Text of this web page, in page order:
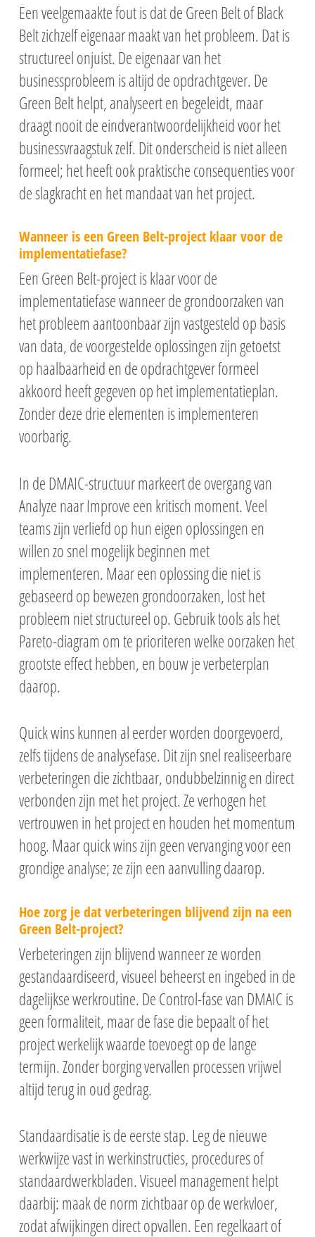
Een veelgemaakte fout is dat de Green Belt of Black
Belt zichzelf eigenaar maakt van het probleem. Dat is
structureel onjuist. De eigenaar van het
businessprobleem is altijd de opdrachtgever. De
Green Belt helpt, analyseert en begeleidt, maar
draagt nooit de eindverantwoordelijkheid voor het
businessvraagstuk zelf. Dit onderscheid is niet alleen
formeel; het heeft ook praktische consequenties voor
de slagkracht en het mandaat van het project.
Wanneer is een Green Belt-project klaar voor de
implementatiefase?
Een Green Belt-project is klaar voor de
implementatiefase wanneer de grondoorzaken van
het probleem aantoonbaar zijn vastgesteld op basis
van data, de voorgestelde oplossingen zijn getoetst
op haalbaarheid en de opdrachtgever formeel
akkoord heeft gegeven op het implementatieplan.
Zonder deze drie elementen is implementeren
voorbarig.
In de DMAIC-structuur markeert de overgang van
Analyze naar Improve een kritisch moment. Veel
teams zijn verliefd op hun eigen oplossingen en
willen zo snel mogelijk beginnen met
implementeren. Maar een oplossing die niet is
gebaseerd op bewezen grondoorzaken, lost het
probleem niet structureel op. Gebruik tools als het
Pareto-diagram om te prioriteren welke oorzaken het
grootste effect hebben, en bouw je verbeterplan
daarop.
Quick wins kunnen al eerder worden doorgevoerd,
zelfs tijdens de analysefase. Dit zijn snel realiseerbare
verbeteringen die zichtbaar, ondubbelzinnig en direct
verbonden zijn met het project. Ze verhogen het
vertrouwen in het project en houden het momentum
hoog. Maar quick wins zijn geen vervanging voor een
grondige analyse; ze zijn een aanvulling daarop.
Hoe zorg je dat verbeteringen blijvend zijn na een
Green Belt-project?
Verbeteringen zijn blijvend wanneer ze worden
gestandaardiseerd, visueel beheerst en ingebed in de
dagelijkse werkroutine. De Control-fase van DMAIC is
geen formaliteit, maar de fase die bepaalt of het
project werkelijk waarde toevoegt op de lange
termijn. Zonder borging vervallen processen vrijwel
altijd terug in oud gedrag.
Standaardisatie is de eerste stap. Leg de nieuwe
werkwijze vast in werkinstructies, procedures of
standaardwerkbladen. Visueel management helpt
daarbij: maak de norm zichtbaar op de werkvloer,
zodat afwijkingen direct opvallen. Een regelkaart of